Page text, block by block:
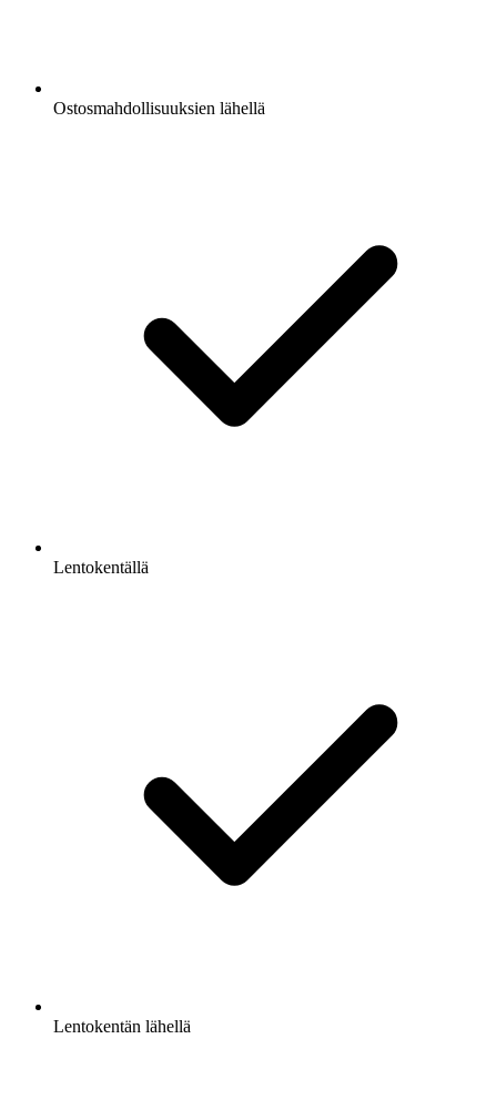
Ostosmahdollisuuksien lähellä
Lentokentällä
Lentokentän lähellä